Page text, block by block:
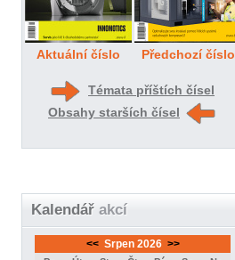
Aktuální číslo Předchozí číslo
Témata příštích čísel
Obsahy starších čísel
Kalendář akcí
<< Srpen 2026 >>